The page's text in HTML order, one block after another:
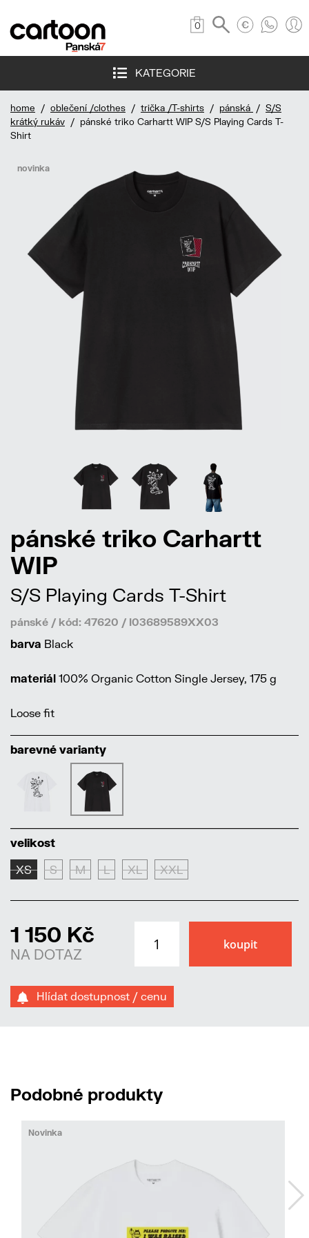
0
KATEGORIE
home / oblečení /clothes / trička /T-shirts / pánská / S/S
krátký rukáv / pánské triko Carhartt WIP S/S Playing Cards T-
Shirt
novinka
pánské triko Carhartt
WIP
S/S Playing Cards T-Shirt
pánské / kód: 47620 / I03689589XX03
barva Black
materiál 100% Organic Cotton Single Jersey, 175 g
Loose fit
barevné varianty
velikost
XS S M L XL XXL
1 150 Kč
NA DOTAZ
Hlídat dostupnost / cenu
Podobné produkty
Novinka